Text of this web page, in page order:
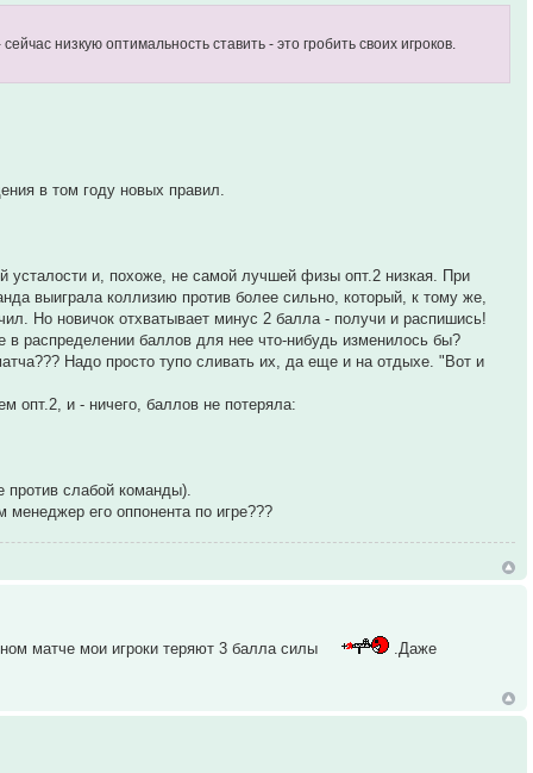
низкую оптимальность ставить - это гробить своих игроков.
в том году новых правил.
усталости и, похоже, не самой лучшей физы опт.2 низкая. При
выиграла коллизию против более сильно, который, к тому же,
Но новичок отхватывает минус 2 балла - получи и распишись!
распределении баллов для нее что-нибудь изменилось бы?
Надо просто тупо сливать их, да еще и на отдыхе. "Вот и
опт.2, и - ничего, баллов не потеряла:
против слабой команды).
его оппонента по игре???
матче мои игроки теряют 3 балла силы
.Даже